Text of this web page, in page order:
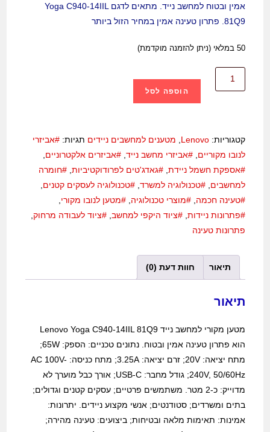
אמין ובטוח למחשב נייד. מתאים לדגם Yoga C940-14IIL
81Q9. פתרון טעינה אמין במחיר הזול ביותר
50 במלאי (ניתן להזמנה מוקדמת)
הוספה לסל
קטגוריות:Lenovo מטענים למחשבים ניידים תגיות:#אביזרי
לנובו מקוריים ,#אביזרי מחשב נייד ,#אביזרים אלקטרוניים
#אספקת חשמל ניידת ,#גאדג'טים לפרודוקטיביות ,#חומרה
למחשבים ,#טכנולוגיה למשרד ,#טכנולוגיה לעסקים קטנים
#טעינה חכמה ,#מוצרי טכנולוגיה ,#מטען לנובו מקורי
#פתרונות ניידות ,#ציוד היקפי למחשב ,#ציוד לעבודה מרחוק
פתרונות טעינה
תיאור חוות דעת (0)
תיאור
מטען מקורי למחשב נייד Lenovo Yoga C940-14IIL 81Q9
הוא פתרון טעינה אמין ובטוח. נתונים טכניים: הספק: 65W;
מתח יציאה: 20V; זרם יציאה: 3.25A; מתח כניסה: AC 100V-
240V, 50/60Hz; גודל מחבר: USB-C; אורך כבל מוערך לא
מדוייק: כ-2 מטר. משתמשים פרטיים; עסקים קטנים וגדולים;
בתים ומשרדים; סטודנטים; אנשי מקצוע ניידים. יתרונות:
אמינות: תאימות מלאה ובטיחות; ביצועים: טעינה מהירה;